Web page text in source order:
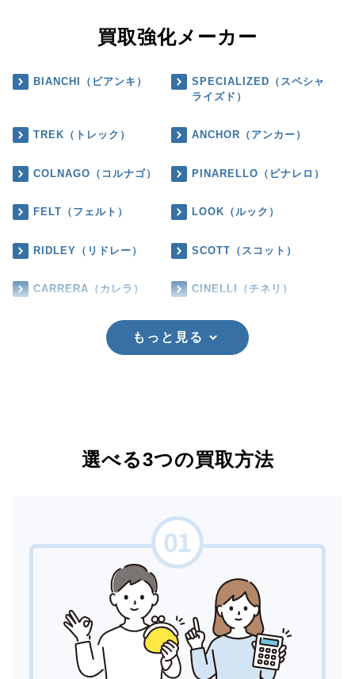
買取強化メーカー
BIANCHI（ビアンキ）
SPECIALIZED（スペシャ
ライズド）
TREK（トレック） ANCHOR（アンカー）
COLNAGO（コルナゴ） PINARELLO（ピナレロ）
FELT（フェルト） LOOK（ルック）
RIDLEY（リドレー） SCOTT（スコット）
CARRERA（カレラ） CINELLI（チネリ）
もっと見る
選べる3つの買取方法